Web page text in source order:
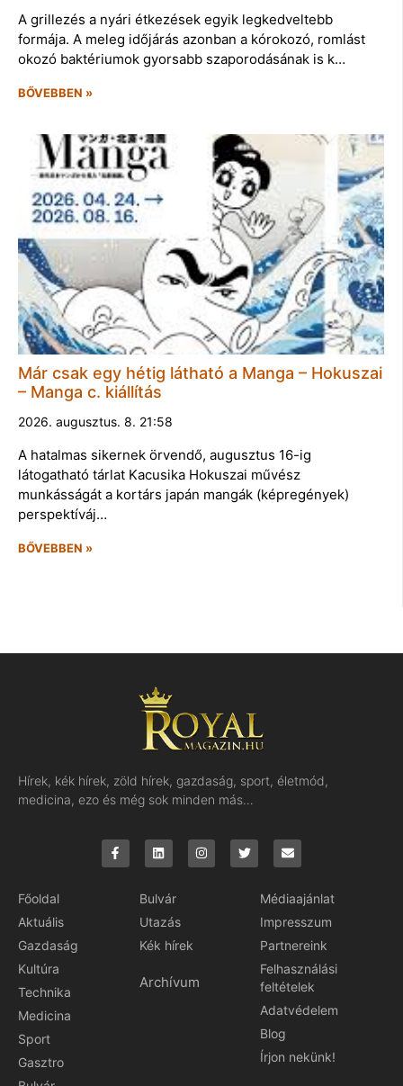
A grillezés a nyári étkezések egyik legkedveltebb
formája. A meleg időjárás azonban a kórokozó, romlást
okozó baktériumok gyorsabb szaporodásának is k…
BŐVEBBEN »
Már csak egy hétig látható a Manga – Hokuszai
– Manga c. kiállítás
2026. augusztus. 8. 21:58
A hatalmas sikernek örvendő, augusztus 16-ig
látogatható tárlat Kacusika Hokuszai művész
munkásságát a kortárs japán mangák (képregények)
perspektíváj…
BŐVEBBEN »
Hírek, kék hírek, zöld hírek, gazdaság, sport, életmód,
medicina, ezo és még sok minden más…
Főoldal
Aktuális
Gazdaság
Kultúra
Technika
Medicina
Sport
Gasztro
Bulvár
Utazás
Kék hírek
Archívum
Médiaajánlat
Impresszum
Partnereink
Felhasználási
feltételek
Adatvédelem
Blog
Írjon nekünk!